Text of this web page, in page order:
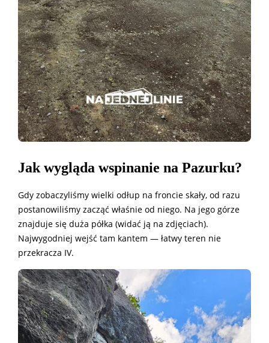
Jak wygląda wspinanie na Pazurku?
Gdy zobaczyliśmy wielki odłup na froncie skały, od razu
postanowiliśmy zacząć właśnie od niego. Na jego górze
znajduje się duża półka (widać ją na zdjęciach).
Najwygodniej wejść tam kantem — łatwy teren nie
przekracza IV.